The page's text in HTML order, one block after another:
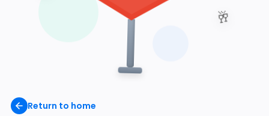
Return to home
🥂